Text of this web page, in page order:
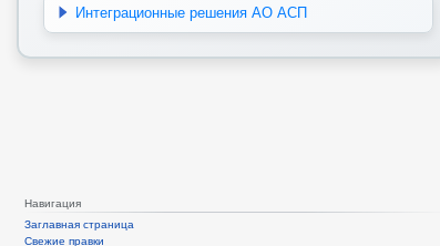
Интеграционные решения АО АСП
Навигация
Заглавная страница
Свежие правки